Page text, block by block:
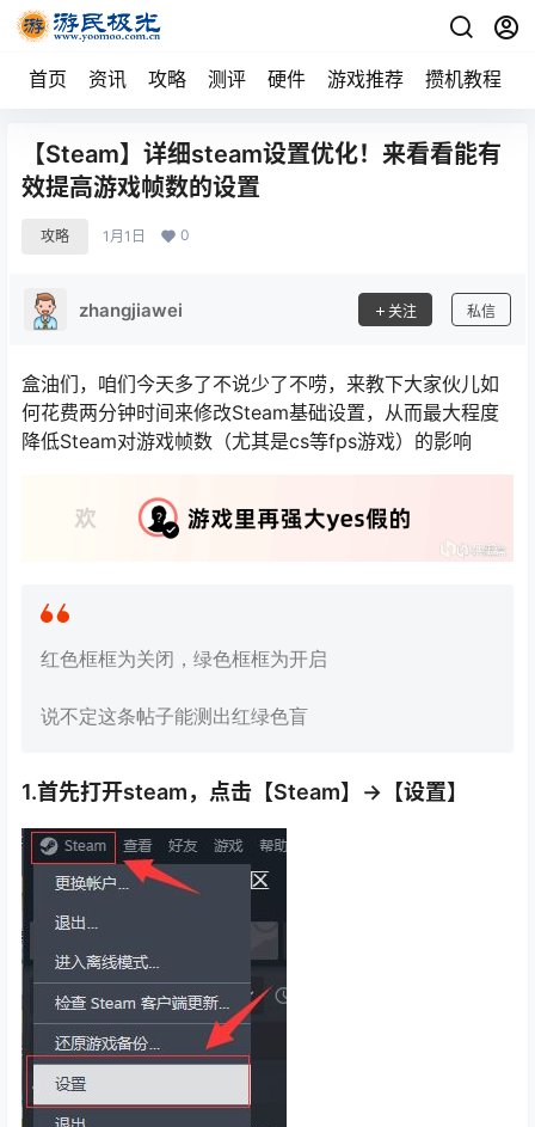
首页 资讯 攻略 测评 硬件 游戏推荐 攒机教程
【Steam】详细steam设置优化！来看看能有
效提高游戏帧数的设置
攻略 1月1日 0
zhangjiawei 关注 私信
盒油们，咱们今天多了不说少了不唠，来教下大家伙儿如
何花费两分钟时间来修改Steam基础设置，从而最大程度
降低Steam对游戏帧数（尤其是cs等fps游戏）的影响
红色框框为关闭，绿色框框为开启
说不定这条帖子能测出红绿色盲
1.首先打开steam，点击【Steam】→【设置】